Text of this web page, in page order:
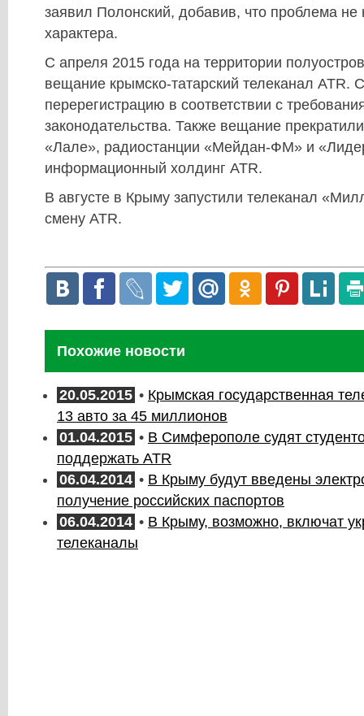
заявил Полонский, добавив, что проблема не
характера.
C апреля 2015 года на территории
вещание крымско-татарский телеканал
перерегистрацию в соответствии с
законодательства. Также вещание
«Лале», радиостанции «Мейдан-ФМ» и
информационный холдинг ATR.
В августе в Крыму запустили телеканал
смену ATR.
Похожие новости
20.05.2015 • Крымская государственная
13 авто за 45 миллионов
01.04.2015 • В Симферополе судят
поддержать АТR
06.04.2014 • В Крыму будут введены
получение российских паспортов
06.04.2014 • В Крыму, возможно, включат
телеканалы